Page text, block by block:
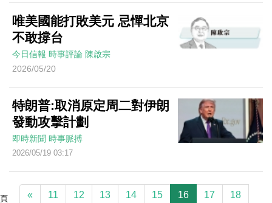
唯美國能打敗美元 忌憚北京
不敢撐台
今日信報 時事評論 陳啟宗
2026/05/20
特朗普:取消原定周二對伊朗
發動攻擊計劃
即時新聞 時事脈搏
2026/05/19 03:17
頁 « 11 12 13 14 15 16 17 18